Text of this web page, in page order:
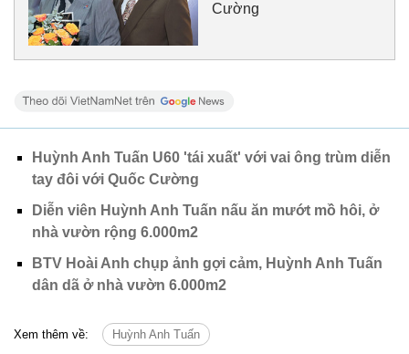
Cường
Huỳnh Anh Tuấn U60 'tái xuất' với vai ông trùm diễn
tay đôi với Quốc Cường
Diễn viên Huỳnh Anh Tuấn nấu ăn mướt mồ hôi, ở
nhà vườn rộng 6.000m2
BTV Hoài Anh chụp ảnh gợi cảm, Huỳnh Anh Tuấn
dân dã ở nhà vườn 6.000m2
Xem thêm về: Huỳnh Anh Tuấn